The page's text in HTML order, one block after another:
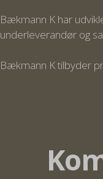
Bækmann K har
underleverandør og
Bækmann K tilbyder